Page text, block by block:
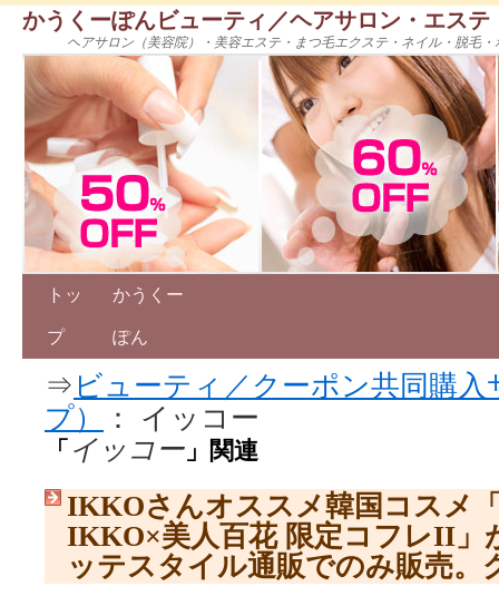
かうくーぽんビューティ／ヘアサロン・エス
ヘアサロン（美容院）・美容エステ・まつ毛エクステ・ネイル・脱毛
トッ
プ
かうくー
ぽん
⇒ ビューティ／クーポン共同購
プ）
： イッコー
「 イッコー 」関連
IKKOさんオススメ韓国コスメ
IKKO×美人百花 限定コフレII」
ッテスタイル通販でのみ販売。